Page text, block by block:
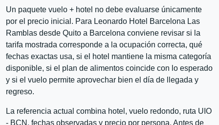
Un paquete vuelo + hotel no debe evaluarse únicamente
por el precio inicial. Para Leonardo Hotel Barcelona Las
Ramblas desde Quito a Barcelona conviene revisar si la
tarifa mostrada corresponde a la ocupación correcta, qué
fechas exactas usa, si el hotel mantiene la misma categoría
disponible, si el plan de alimentos coincide con lo esperado
y si el vuelo permite aprovechar bien el día de llegada y
regreso.
La referencia actual combina hotel, vuelo redondo, ruta UIO
- BCN, fechas observadas y precio por persona. Antes de